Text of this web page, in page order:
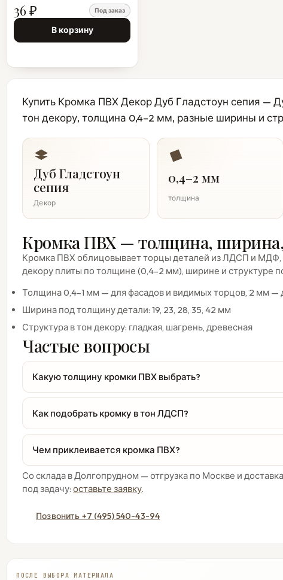
36 ₽ Под заказ
В корзину
Купить Кромка ПВХ Декор Дуб Гладстоун сепия —
тон декору, толщина 0,4–2 мм, разные ширины и
Дуб Гладстоун
сепия
Декор
0,4–2 мм
толщина
Кромка ПВХ — толщина, ширина,
Кромка ПВХ облицовывает торцы деталей из ЛДСП и МДФ,
декору плиты по толщине (0,4–2 мм), ширине и структуре
Толщина 0,4–1 мм — для фасадов и видимых торцов, 2 мм
Ширина под толщину детали: 19, 23, 28, 35, 42 мм
Структура в тон декору: гладкая, шагрень, древесная
Частые вопросы
Какую толщину кромки ПВХ выбрать?
Как подобрать кромку в тон ЛДСП?
Чем приклеивается кромка ПВХ?
Со склада в Долгопрудном — отгрузка по Москве и
под задачу:оставьте заявку.
Позвонить +7 (495) 540-43-94
ПОСЛЕ ВЫБОРА МАТЕРИАЛА